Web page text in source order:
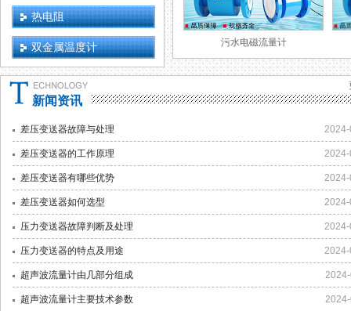
热电阻
双金属温度计 污水电磁流量计
新闻资讯
差压变送器故障与处理
差压变送器的工作原理
差压变送器有哪些优势
差压变送器如何选型
压力变送器故障判断及处理
压力变送器的特点及用途
超声波流量计由几部分组成
超声波流量计主要技术参数